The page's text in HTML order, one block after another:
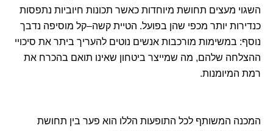
השגוי מעצים תחושת מיוחדות כאשר תכונות חיוביות נתפסות
כנדירות יותר מכפי שהן בפועל. הטיית קשה–קל מוסיפה נדבך
נוסף: במשימות מורכבות אנשים נוטים להעריך ביתר את סיכויי
ההצלחה שלהם, מה שמייצר ביטחון שאינו תואם בהכרח את
רמת המיומנות.
המכנה המשותף לכל התופעות הללו הוא פער בין תחושת